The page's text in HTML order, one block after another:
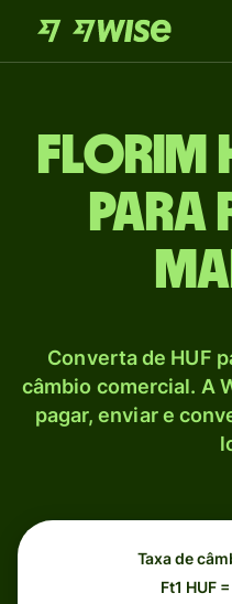
Florim
para
Converta de HUF
câmbio comercial. A
pagar, enviar e
Taxa de
Ft1 HUF